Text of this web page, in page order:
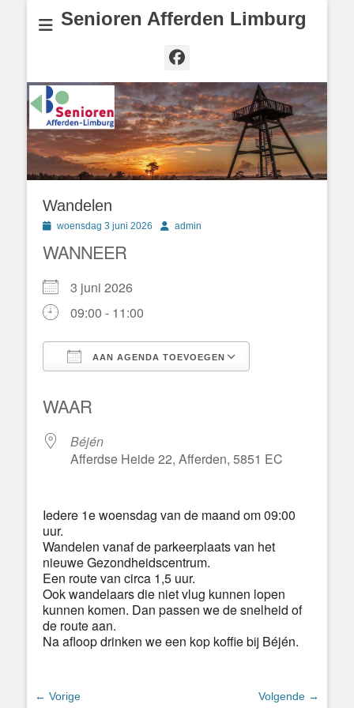
Senioren Afferden Limburg
Facebook
Wandelen
Geplaatst
woensdag 3 juni 2026 Authoradmin
WANNEER
3 juni 2026
09:00 - 11:00
AAN AGENDA TOEVOEGEN
WAAR
Béjén
Afferdse Heide 22, Afferden, 5851 EC
Iedere 1e woensdag van de maand om 09:00
uur.
Wandelen vanaf de parkeerplaats van het
nieuwe Gezondheidscentrum.
Een route van circa 1,5 uur.
Ook wandelaars die niet vlug kunnen lopen
kunnen komen. Dan passen we de snelheid of
de route aan.
Na afloop drinken we een kop koffie bij Béjén.
Bericht
← Vorige
Volgende →